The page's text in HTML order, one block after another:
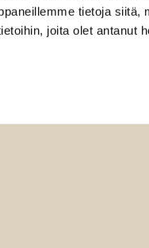
tietoja
joita olet antanut